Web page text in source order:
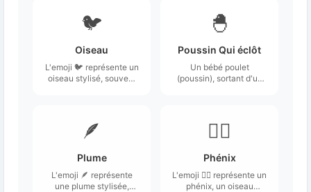
🐦
Oiseau
L'emoji 🐦 représente un
oiseau stylisé, souvent
🐣
Poussin Qui éclôt
Un bébé poulet
(poussin), sortant d'un
🪶
Plume
L'emoji 🪶 représente
une plume stylisée,
🐦‍🔥
Phénix
L'emoji 🐦‍🔥 représente un
phénix, un oiseau